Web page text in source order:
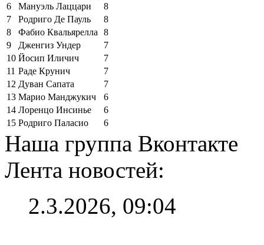
6
Мануэль Лаццари
8
7
Родриго Де Пауль
8
8
Фабио Квальярелла
8
9
Дженгиз Ундер
7
10 Йосип Иличич
7
11 Раде Крунич
7
12 Дуван Сапата
7
13 Марио Манджукич
6
14 Лоренцо Инсинье
6
15 Родриго Паласио 6
Наша группа Вконтакте
Лента новостей:
2.3.2026, 09:04